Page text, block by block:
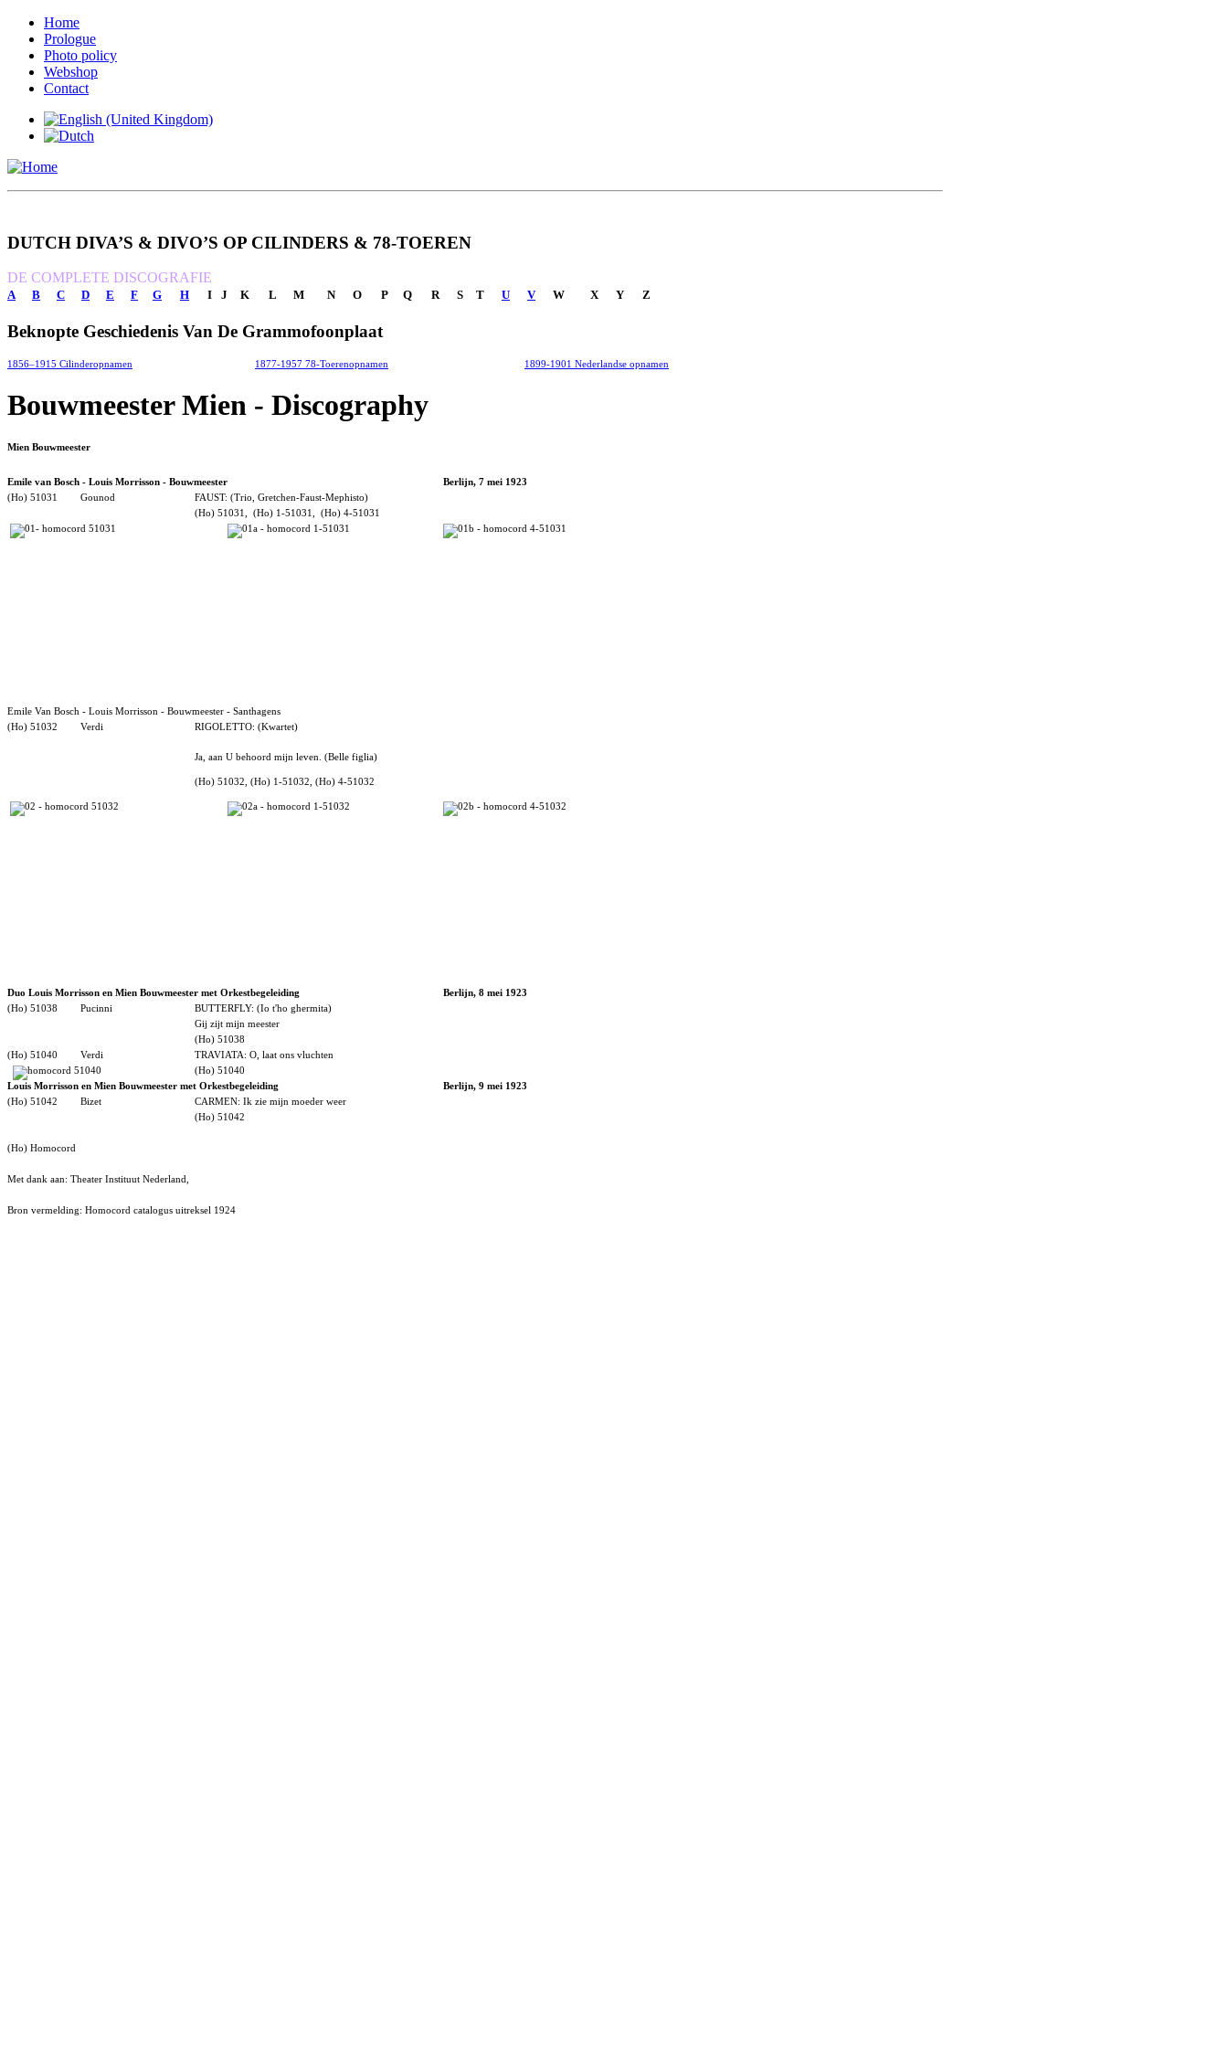
Home
Prologue
Photo policy
Webshop
Contact
DUTCH DIVA’S & DIVO’S OP CILINDERS & 78-TOEREN
DE COMPLETE DISCOGRAFIE
A B C D E F G H I J K L M N O P Q R S T U V W X Y Z
Beknopte Geschiedenis Van De Grammofoonplaat
1856–1915 Cilinderopnamen 1877-1957 78-Toerenopnamen 1899-1901 Nederlandse opnamen
Bouwmeester Mien - Discography
Mien Bouwmeester
Emile van Bosch - Louis Morrisson - Bouwmeester
Berlijn, 7 mei 1923
(Ho) 51031
Gounod
FAUST: (Trio, Gretchen-Faust-Mephisto)
(Ho) 51031,
(Ho) 1-51031, (Ho) 4-51031
Emile Van Bosch - Louis Morrisson - Bouwmeester - Santhagens
(Ho) 51032
Verdi RIGOLETTO: (Kwartet)
Ja, aan U behoord mijn leven. (Belle figlia)
(Ho) 51032, (Ho) 1-51032, (Ho) 4-51032
Duo Louis Morrisson en Mien Bouwmeester met Orkestbegeleiding
Berlijn, 8 mei 1923
(Ho) 51038
Pucinni
BUTTERFLY: (Io t'ho ghermita)
Gij zijt mijn meester
(Ho) 51038
(Ho) 51040
Verdi
TRAVIATA: O, laat ons vluchten
(Ho) 51040
Louis Morrisson en Mien Bouwmeester met Orkestbegeleiding
Berlijn, 9 mei 1923
(Ho) 51042
Bizet
CARMEN: Ik zie mijn moeder weer
(Ho) 51042
(Ho) Homocord
Met dank aan: Theater Instituut Nederland,
Bron vermelding: Homocord catalogus uitreksel 1924